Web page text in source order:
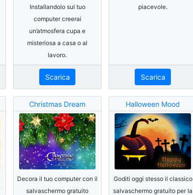
Installandolo sul tuo
computer creerai
un’atmosfera cupa e
misteriosa a casa o al
lavoro.
Scarica
piacevole.
Scarica
Christmas Dream
Decora il tuo computer con il
salvaschermo gratuito
Halloween Mood
Goditi oggi stesso il classico
salvaschermo gratuito per la